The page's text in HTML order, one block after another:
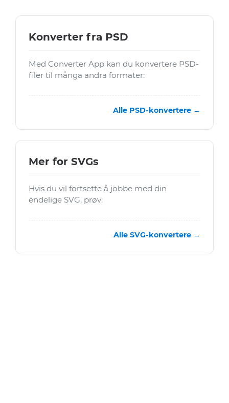
Konverter fra PSD
Med Converter App kan du konvertere PSD-
filer til många andra formater:
Alle PSD-konvertere →
Mer for SVGs
Hvis du vil fortsette å jobbe med din
endelige SVG, prøv:
Alle SVG-konvertere →